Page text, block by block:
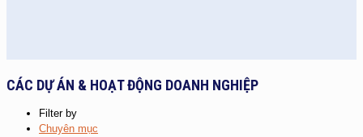
CÁC DỰ ÁN & HOẠT ĐỘNG DOANH NGHIỆP
Filter by
Chuyên mục